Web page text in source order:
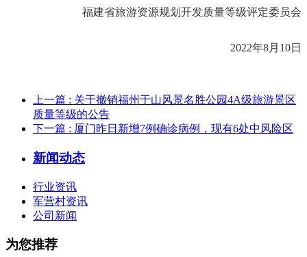
福建省旅游资源规划开发质量等级评定委员会
2022年8月10日
上一篇 : 关于撤销福州于山风景名胜公园4A级旅游景区
质量等级的公告
下一篇 : 厦门昨日新增7例确诊病例，现有6处中风险区
新闻动态
行业资讯
军营村资讯
公司新闻
为您推荐